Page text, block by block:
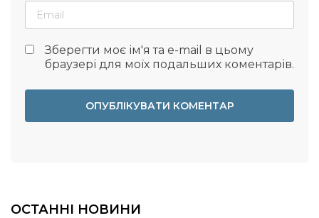
Зберегти моє ім'я та e-mail в цьому
браузері для моїх подальших коментарів.
ОСТАННІ НОВИНИ